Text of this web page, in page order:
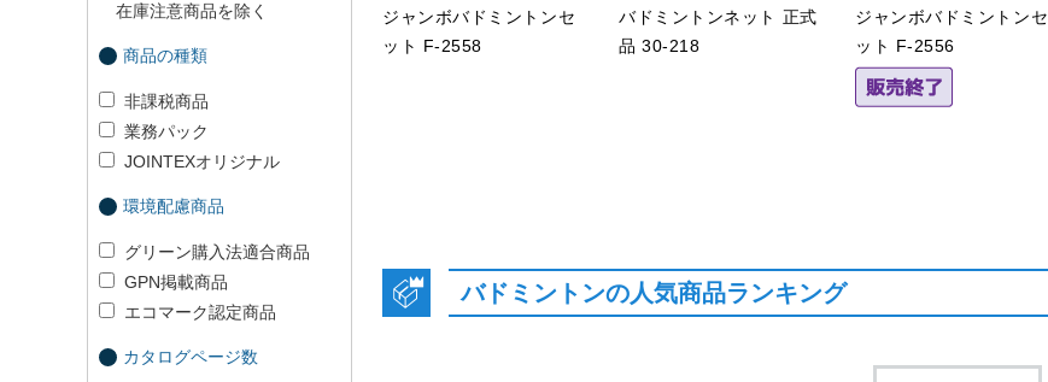
在庫注意商品を除く
商品の種類
非課税商品
業務パック
JOINTEXオリジナル
環境配慮商品
グリーン購入法適合商品
GPN掲載商品
エコマーク認定商品
カタログページ数
ジャンボバドミントンセ
ット F-2558
バドミントンネット 正式
品 30-218
ジャンボバドミントンセ
ット F-2556
バドミントンの人気商品ランキング